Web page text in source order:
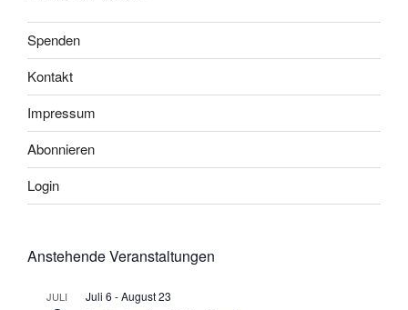
Spenden
Kontakt
Impressum
Abonnieren
Login
Anstehende Veranstaltungen
JULI Juli 6 -August 23